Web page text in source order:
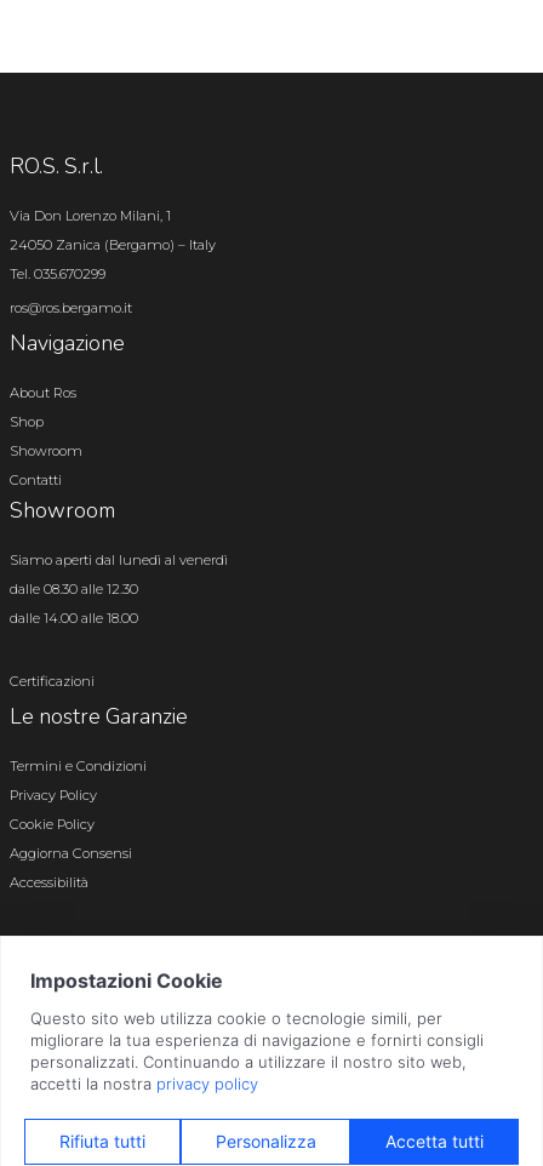
RO.S. S.r.l.
Via Don Lorenzo Milani, 1
24050 Zanica (Bergamo) – Italy
Tel. 035.670299
ros@ros.bergamo.it
Navigazione
About Ros
Shop
Showroom
Contatti
Showroom
Siamo aperti dal lunedì al venerdì
dalle 08.30 alle 12.30
dalle 14.00 alle 18.00
Certificazioni
Le nostre Garanzie
Termini e Condizioni
Privacy Policy
Cookie Policy
Aggiorna Consensi
Accessibilità
Bergamo n. 01496180165 · Capitale Sociale i.v. € 800.000,00